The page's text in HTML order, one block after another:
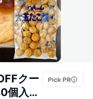
クー
個入／